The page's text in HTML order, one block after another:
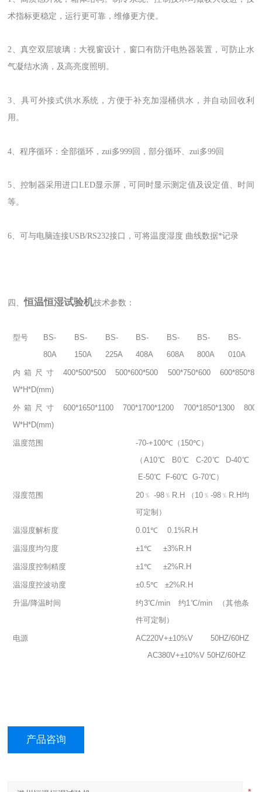
术指标更稳定，运行更可靠，维修更方便。
2、真空双层玻璃：大视窗设计，窗口有防汗电热器装置，可防止水
气凝结水滴，及高亮度照明。
3、具可外接式供水系统，方便于补充加湿桶供水，并自动回收利
用。
4、程序循环：全部循环，zui多999回，部分循环、zui多99回
5、控制器采用进口LED显示屏，可同时显示测定值及设定值、时间
等。
6、可与电脑连接USB/RS232接口，可将温度湿度 曲线数据*记录
四、恒温恒湿试验机技术参数：
型号
BS-
80A
BS-
150A
BS-
225A
BS-
408A
BS-
608A
BS-
800A
BS-
010A
内箱尺寸
W*H*D(mm)
400*500*500 500*600*500 500*750*600 600*850*800
外箱尺寸
W*H*D(mm)
600*1650*1100 700*1700*1200 700*1850*1300
温度范围
-70-+100℃（150℃）
（A10℃ B0℃ C-20℃ D-40℃
E-50℃ F-60℃ G-70℃）
湿度范围
20﹪ -98﹪R.H （10﹪-98﹪R.H均
可定制）
温湿度解析度 0.01℃ 0.1%R.H
温湿度均匀度 ±1℃ ±3%R.H
温湿度控制精度 ±1℃ ±2%R.H
温湿度控波动度 ±0.5℃ ±2%R.H
升温/降温时间
约3℃/min 约1℃/min （其他条
件可定制）
电源
AC220V+±10%V 50HZ/60HZ
AC380V+±10%V 50HZ/60HZ
产品咨询